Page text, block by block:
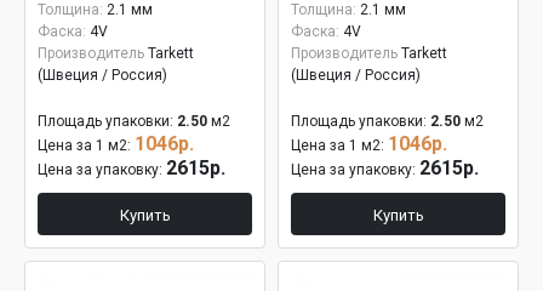
Толщина: 2.1 мм
Фаска: 4V
Производитель Tarkett
(Швеция / Россия)
Площадь упаковки: 2.50 м2
Цена за 1 м2: 1046р.
Цена за упаковку: 2615р.
Купить
Толщина: 2.1 мм
Фаска: 4V
Производитель Tarkett
(Швеция / Россия)
Площадь упаковки: 2.50 м2
Цена за 1 м2: 1046р.
Цена за упаковку: 2615р.
Купить